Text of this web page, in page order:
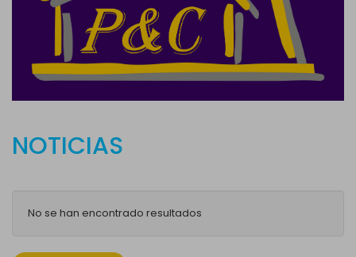
NOTICIAS
No se han encontrado resultados